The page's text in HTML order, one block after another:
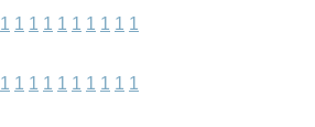
1 1 1 1 1 1 1 1 1 1
1 1 1 1 1 1 1 1 1 1